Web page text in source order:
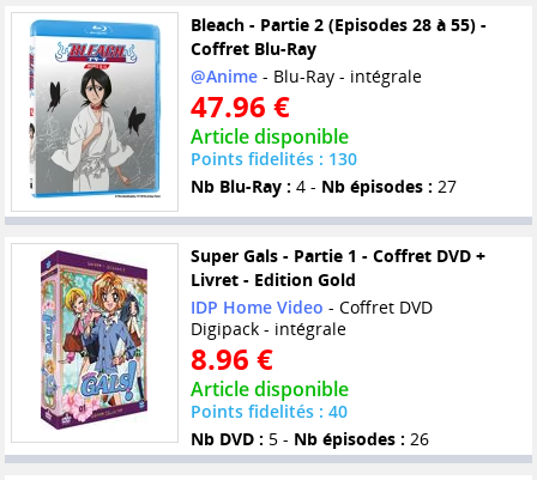
Bleach - Partie 2 (Episodes 28 à 55) -
Coffret Blu-Ray
@Anime- Blu-Ray - intégrale
47.96 €
Article disponible
Points fidelités : 130
Nb Blu-Ray : 4 - Nb épisodes : 27
Super Gals - Partie 1 - Coffret DVD +
Livret - Edition Gold
IDP Home Video - Coffret DVD
Digipack - intégrale
8.96 €
Article disponible
Points fidelités : 40
Nb DVD : 5 - Nb épisodes : 26